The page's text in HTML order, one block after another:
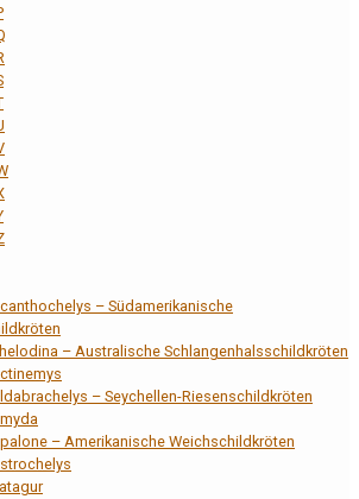
– Südamerikanische
– Australische Schlangenhalsschildkröten
– Seychellen-Riesenschildkröten
– Amerikanische Weichschildkröten